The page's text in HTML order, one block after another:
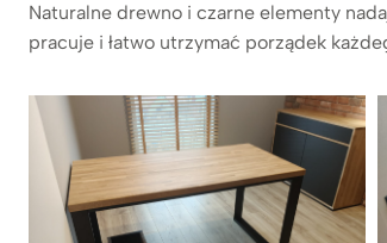
Naturalne drewno i czarne elementy
pracuje i łatwo utrzymać porządek